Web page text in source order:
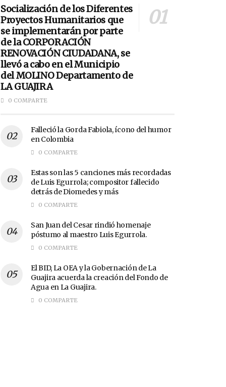
Socialización de los Diferentes
Proyectos Humanitarios que
se implementarán por parte
de la CORPORACIÓN
RENOVACIÓN CIUDADANA, se
llevó a cabo en el Municipio
del MOLINO Departamento de
LA GUAJIRA
0 COMPARTE
Falleció la Gorda Fabiola, ícono del humor
en Colombia
0 COMPARTE
Estas son las 5 canciones más recordadas
de Luis Egurrola; compositor fallecido
detrás de Diomedes y más
0 COMPARTE
San Juan del Cesar rindió homenaje
póstumo al maestro Luis Egurrola.
0 COMPARTE
El BID, La OEA y la Gobernación de La
Guajira acuerda la creación del Fondo de
Agua en La Guajira.
0 COMPARTE